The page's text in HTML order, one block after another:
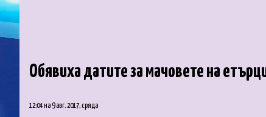
Обявиха датите за мачовете на
12:04 на 9 авг. 2017, сряда